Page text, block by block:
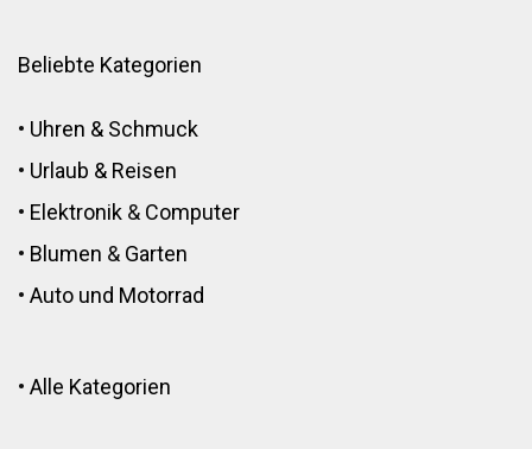
Beliebte Kategorien
• Uhren & Schmuck
• Urlaub & Reisen
• Elektronik & Computer
• Blumen & Garten
• Auto und Motorrad
• Alle Kategorien